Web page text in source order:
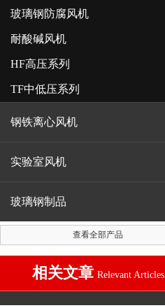
玻璃钢防腐风机
耐酸碱风机
HF高压系列
TF中低压系列
钢铁离心风机
实验室风机
玻璃钢制品
查看全部产品
相关文章 Relevant Articles